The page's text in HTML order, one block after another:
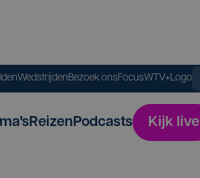
WedstrijdenBezoek onsFocusWTV+Logo
ReizenPodcasts Kijk live